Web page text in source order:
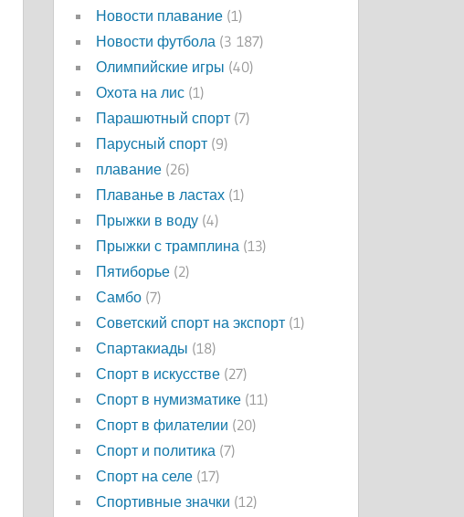
Новости плавание (1)
Новости футбола (3 187)
Олимпийские игры (40)
Охота на лис (1)
Парашютный спорт (7)
Парусный спорт (9)
плавание (26)
Плаванье в ластах (1)
Прыжки в воду (4)
Прыжки с трамплина (13)
Пятиборье (2)
Самбо (7)
Советский спорт на экспорт (1)
Спартакиады (18)
Спорт в искусстве (27)
Спорт в нумизматике (11)
Спорт в филателии (20)
Спорт и политика (7)
Спорт на селе (17)
Спортивные значки (12)